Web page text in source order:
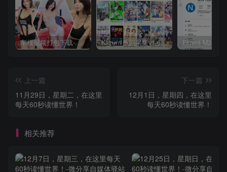
车模视频打包下载-高清无水印版 Kazumi番剧采集v1.6.9：支持自定义规则+在线观看+弹幕，跨平台下载
上一篇
11月29日，星期二，在这里
每天60秒读懂世界！
下一篇
12月1日，星期四，在这里
每天60秒读懂世界！
相关推荐